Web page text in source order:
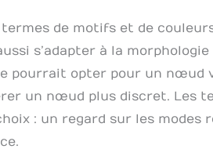
de motifs et de
s’adapter à la
pourrait opter pour un nœud
un nœud plus discret. Les
: un regard sur les modes